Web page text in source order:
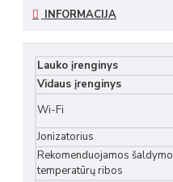
INFORMACIJA
Lauko įrenginys
Vidaus įrenginys
Wi-Fi
Jonizatorius
Rekomenduojamos šaldymo
temperatūrų ribos